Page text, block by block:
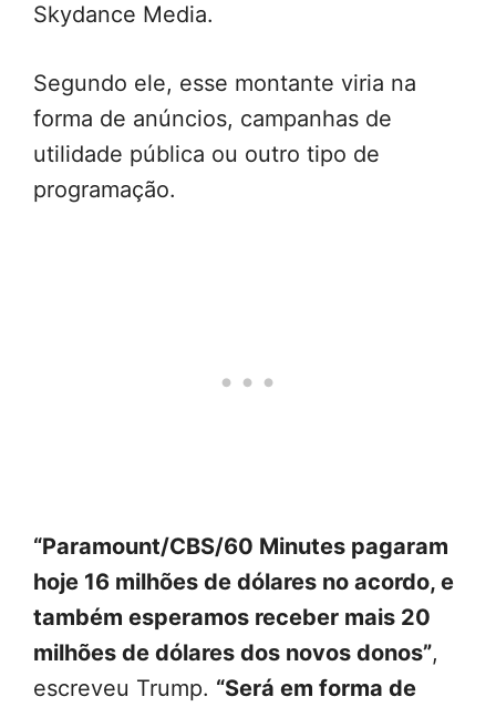
Skydance Media.
Segundo ele, esse montante viria na
forma de anúncios, campanhas de
utilidade pública ou outro tipo de
programação.
“Paramount/CBS/60 Minutes pagaram
hoje 16 milhões de dólares no acordo, e
também esperamos receber mais 20
milhões de dólares dos novos donos”,
escreveu Trump. “Será em forma de